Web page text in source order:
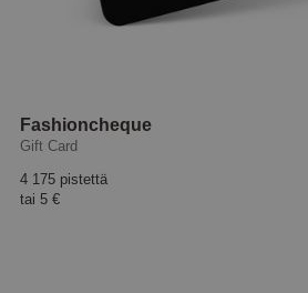
Fashioncheque
Gift Card
4 175 pistettä
tai 5 €